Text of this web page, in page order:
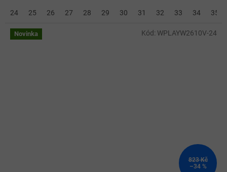
24 25 26 27 28 29 30 31 32 33 34 35
Novinka
823 Kč
–34 %
Kód: WPLAYW2610V-24